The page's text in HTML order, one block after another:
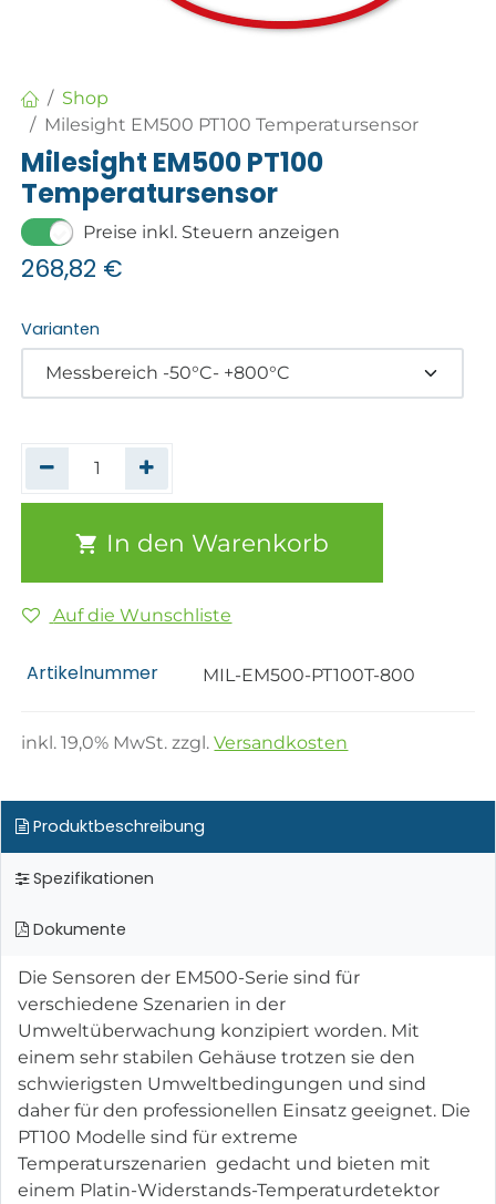
Shop
Milesight EM500 PT100 Temperatursensor
Milesight EM500 PT100
Temperatursensor
Preise inkl. Steuern anzeigen
268,82 €
Varianten
In den Warenkorb
Auf die Wunschliste
Artikelnummer MIL-EM500-PT100T-800
inkl.19,0% MwSt. zzgl.Versandkosten
Produktbeschreibung
Spezifikationen
Dokumente
Die Sensoren der EM500-Serie sind für
verschiedene Szenarien in der
Umweltüberwachung konzipiert worden. Mit
einem sehr stabilen Gehäuse trotzen sie den
schwierigsten Umweltbedingungen und sind
daher für den professionellen Einsatz geeignet. Die
PT100 Modelle sind für extreme
Temperaturszenarien gedacht und bieten mit
einem Platin-Widerstands-Temperaturdetektor